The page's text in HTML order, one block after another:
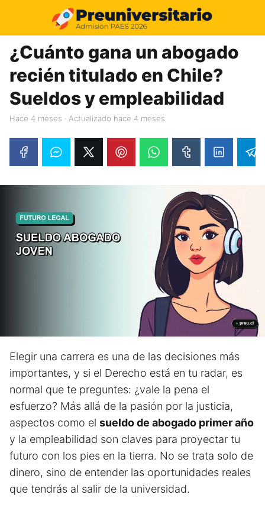
¿Cuánto gana un abogado
recién titulado en Chile?
Sueldos y empleabilidad
hace 4 meses · Actualizado hace 4 meses
Elegir una carrera es una de las decisiones más
importantes, y si el Derecho está en tu radar, es
normal que te preguntes: ¿vale la pena el
esfuerzo? Más allá de la pasión por la justicia,
aspectos como el sueldo de abogado primer año
y la empleabilidad son claves para proyectar tu
futuro con los pies en la tierra. No se trata solo de
dinero, sino de entender las oportunidades reales
que tendrás al salir de la universidad.